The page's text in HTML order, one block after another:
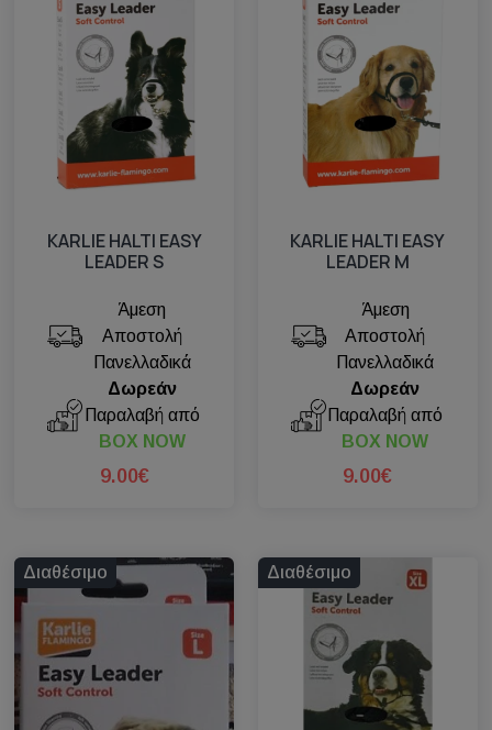
KARLIE HALTI EASY
LEADER S
Άμεση
Αποστολή
Πανελλαδικά
Δωρεάν
Παραλαβή από
BOX NOW
9.00€
KARLIE HALTI EASY
LEADER M
Άμεση
Αποστολή
Πανελλαδικά
Δωρεάν
Παραλαβή από
BOX NOW
9.00€
Διαθέσιμο Διαθέσιμο